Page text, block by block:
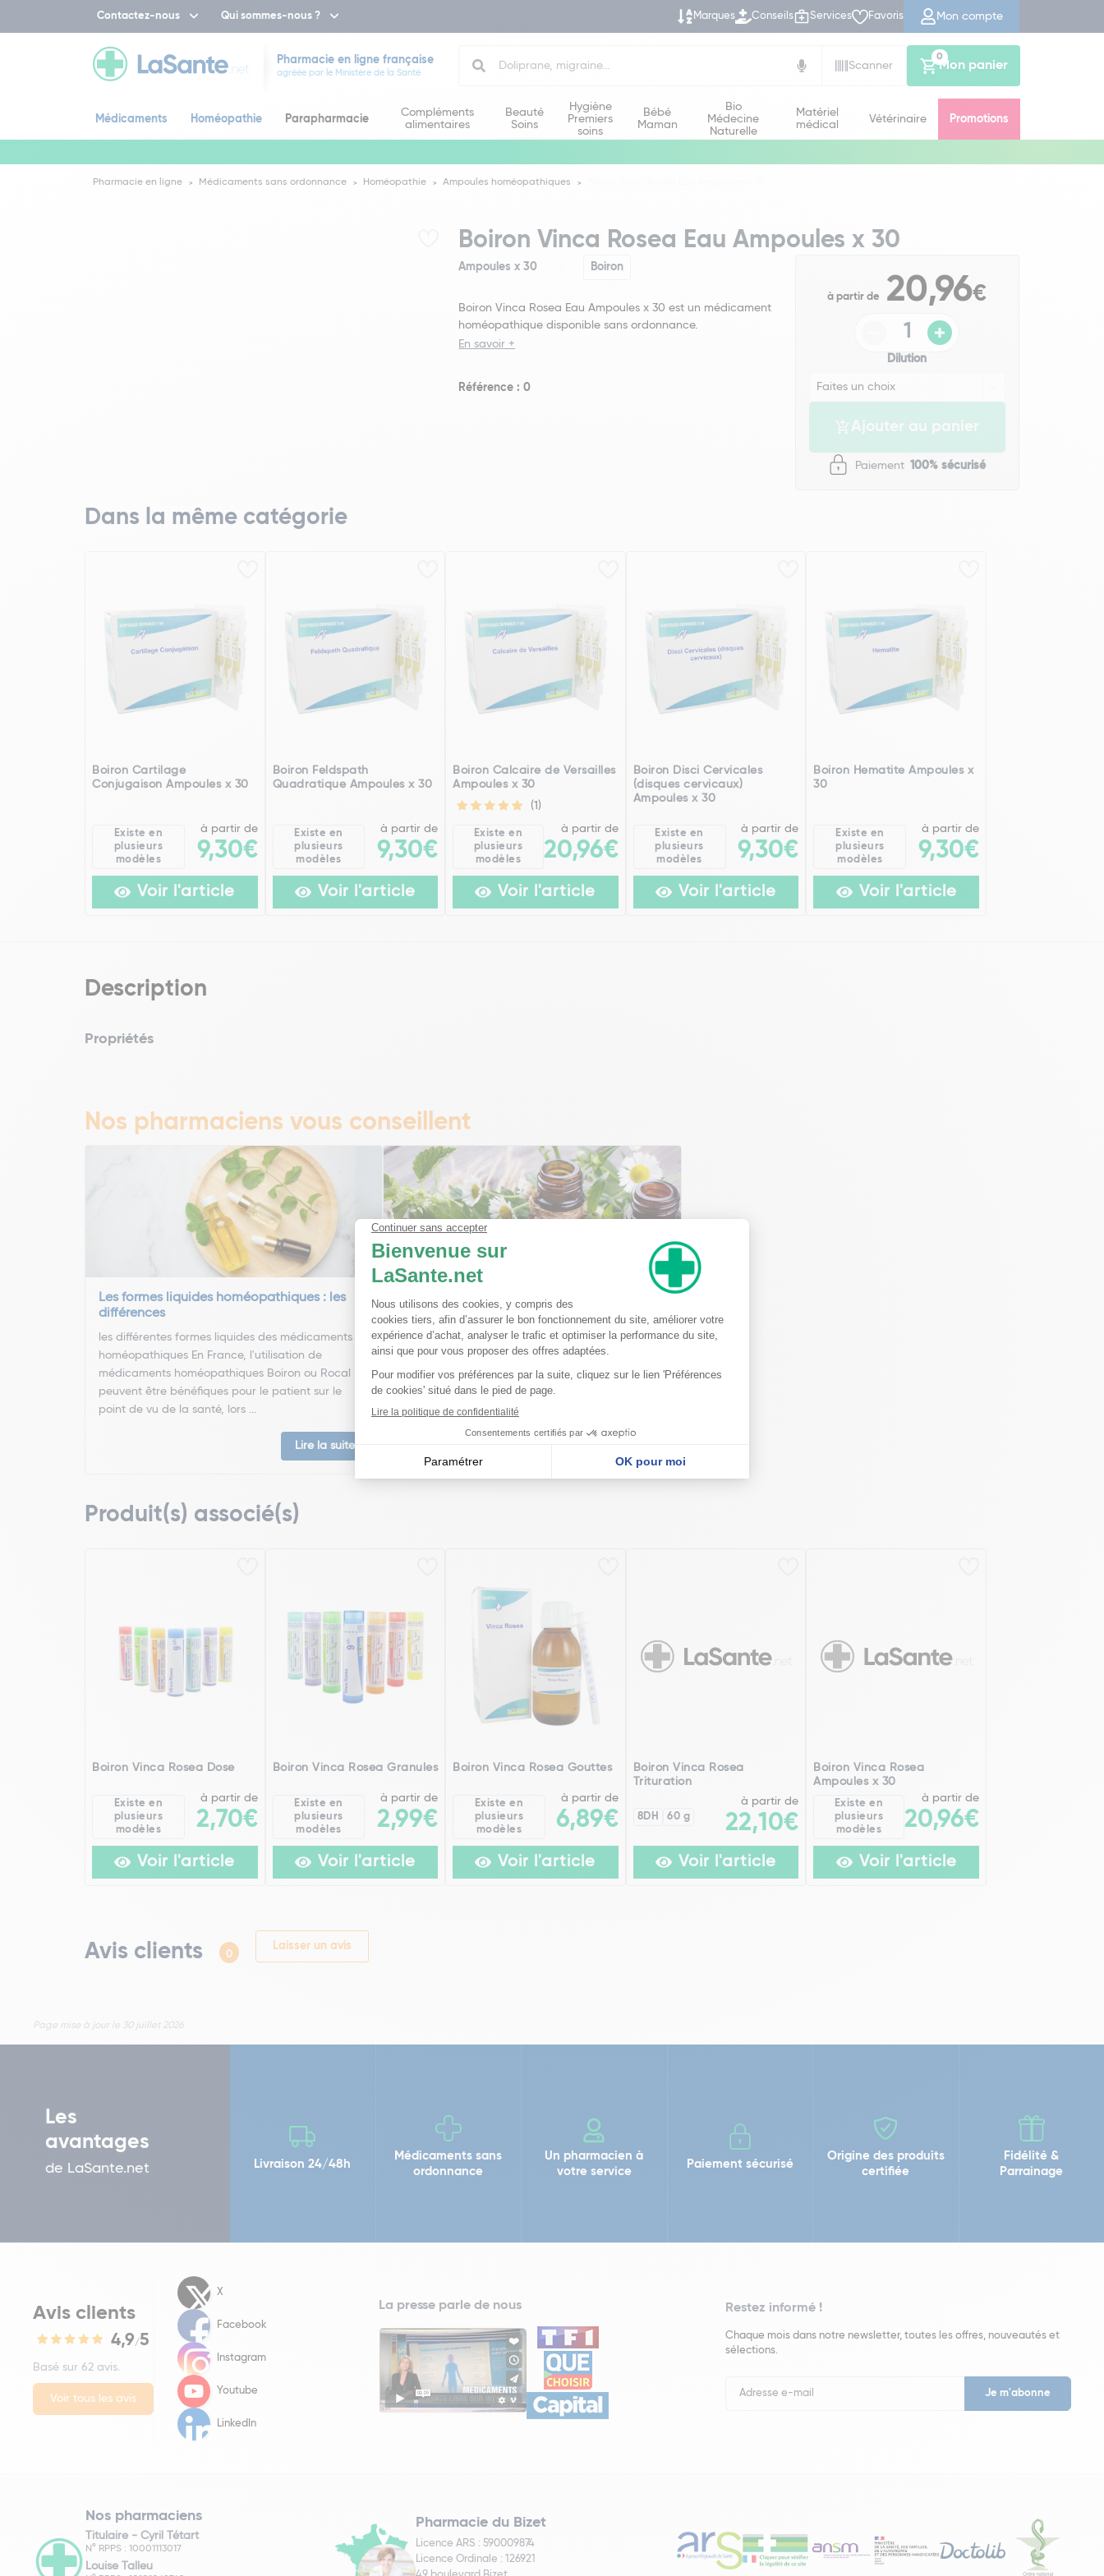
Contactez-nous Qui sommes-nous ? Marques Conseils Services Favoris Mon compte
Pharmacie en ligne française
agréée par le Ministère de la Santé
Scanner
Mon panier
0
Médicaments Homéopathie Parapharmacie
Compléments
alimentaires
Beauté
Soins
Hygiène
Premiers
soins
Bébé
Maman
Bio
Médecine
Naturelle
Matériel
médical
Vétérinaire Promotions
Pharmacie en ligne Médicaments sans ordonnance Homéopathie Ampoules homéopathiques
Boiron Vinca Rosea Eau Ampoules x 30
Ampoules x 30 Boiron
Boiron Vinca Rosea Eau Ampoules x 30 est un médicament
homéopathique disponible sans ordonnance.
En savoir +
Référence : 0
à partir de 20,96€
Dilution
Ajouter au panier
Paiement 100% sécurisé
Dans la même catégorie
Boiron Cartilage
Conjugaison Ampoules x 30
Existe en
plusieurs
modèles
à partir de
9,30€
Voir l'article
Boiron Feldspath
Quadratique Ampoules x 30
Existe en
plusieurs
modèles
à partir de
9,30€
Voir l'article
Boiron Calcaire de Versailles
Ampoules x 30
(1)
Existe en
plusieurs
modèles
à partir de
20,96€
Voir l'article
Boiron Disci Cervicales
(disques cervicaux)
Ampoules x 30
Existe en
plusieurs
modèles
à partir de
9,30€
Voir l'article
Boiron Hematite Ampoules x
30
Existe en
plusieurs
modèles
à partir de
9,30€
Voir l'article
Description
Propriétés
Nos pharmaciens vous conseillent
Les formes liquides homéopathiques : les
différences
les différentes formes liquides des médicaments
homéopathiques En France, l'utilisation de
médicaments homéopathiques Boiron ou Rocal
peuvent être bénéfiques pour le patient sur le
point de vu de la santé, lors ...
Lire la suite
Ma trousse à pharmacie homéopathique
Ceci est un petit guide pratique des traitements
homéopathiques à avoir chez soi ! L'homéopathie
est une disciple à part entière dans l'arsenal
thérapeutique. Celle-ci est basée sur le principe
qu'une ...
Produit(s) associé(s)
Boiron Vinca Rosea Dose
Existe en
plusieurs
modèles
à partir de
2,70€
Voir l'article
Boiron Vinca Rosea Granules
Existe en
plusieurs
modèles
à partir de
2,99€
Voir l'article
Boiron Vinca Rosea Gouttes
Existe en
plusieurs
modèles
à partir de
6,89€
Voir l'article
Boiron Vinca Rosea
Trituration
8DH 60 g
à partir de
22,10€
Voir l'article
Boiron Vinca Rosea
Ampoules x 30
Existe en
plusieurs
modèles
à partir de
20,96€
Voir l'article
Avis clients 0
Laisser un avis
Page mise à jour le 30 juillet 2026
Les
avantages
de LaSante.net Livraison 24/48h
Médicaments sans
ordonnance
Un pharmacien à
votre service
Paiement sécurisé
Origine des produits
certifiée
Fidélité &
Parrainage
Avis clients
4,9/5
Basé sur 62 avis.
Voir tous les avis
X
Facebook
Instagram
Youtube
LinkedIn
La presse parle de nous Restez informé !
Chaque mois dans notre newsletter, toutes les offres, nouveautés et
sélections.
Newsletter
Nos pharmaciens
Titulaire - Cyril Tétart
N° RPPS : 10001113017
Louise Talleu
Pharmacie du Bizet
Licence ARS : 590009874
Licence Ordinale : 126921